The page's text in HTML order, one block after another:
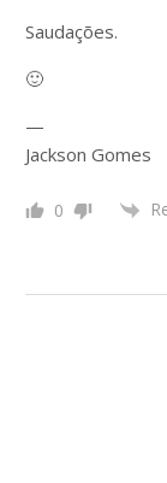
Saudações.
🙂
—
Jackson Gomes
0